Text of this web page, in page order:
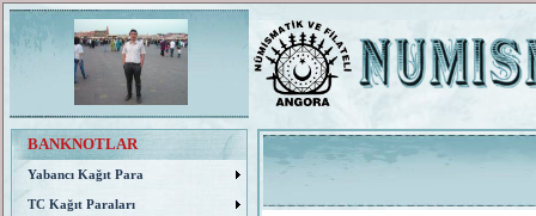
BANKNOTLAR
Yabancı Kağıt Para
TC Kağıt Paraları